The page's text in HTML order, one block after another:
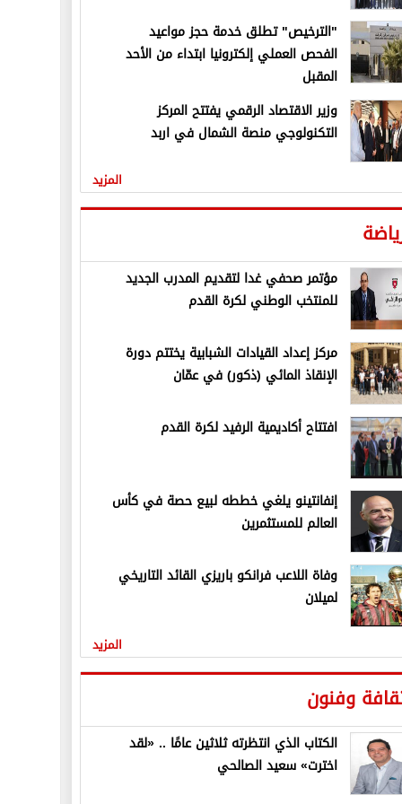
"الترخيص" تطلق خدمة حجز مواعيد
الفحص العملي إلكترونيا ابتداء من الأحد
المقبل
وزير الاقتصاد الرقمي يفتتح المركز
التكنولوجي منصة الشمال في اربد
المزيد
مؤتمر صحفي غدا لتقديم المدرب الجديد
للمنتخب الوطني لكرة القدم
مركز إعداد القيادات الشبابية يختتم دورة
الإنقاذ المائي (ذكور) في عمّان
افتتاح أكاديمية الرفيد لكرة القدم
إنفانتينو يلغي خططه لبيع حصة في كأس
العالم للمستثمرين
وفاة اللاعب فرانكو باريزي القائد التاريخي
لميلان
المزيد
وفنون
الكتاب الذي انتظرته ثلاثين عامًا .. «لقد
اخترت» سعيد الصالحي